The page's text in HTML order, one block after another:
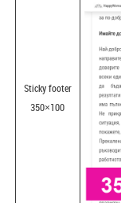
Sticky footer
350×100